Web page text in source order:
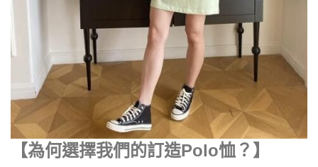
【為何選擇我們的訂造Polo恤？】